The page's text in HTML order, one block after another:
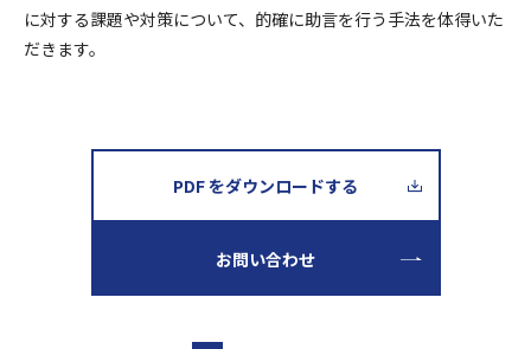
に対する課題や対策について、的確に助言を行う手法を体得いた
だきます。
PDF をダウンロードする
お問い合わせ